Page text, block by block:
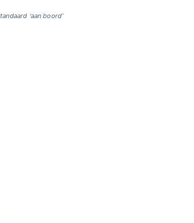
‘aan boord’